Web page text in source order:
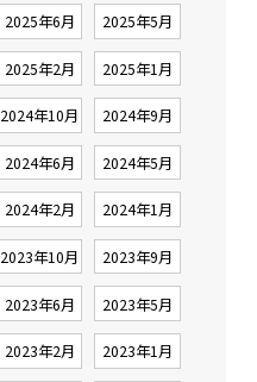
2025年6月 2025年5月
2025年2月 2025年1月
2024年10月 2024年9月
2024年6月 2024年5月
2024年2月 2024年1月
2023年10月 2023年9月
2023年6月 2023年5月
2023年2月 2023年1月